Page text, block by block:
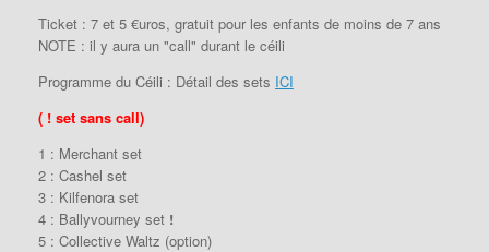
Ticket : 7 et 5 €uros, gratuit pour les enfants de moins de 7 ans
NOTE : il y aura un "call" durant le céili
Programme du Céili : Détail des sets ICI
( ! set sans call)
1 : Merchant set
2 : Cashel set
3 : Kilfenora set
4 : Ballyvourney set !
5 : Collective Waltz (option)